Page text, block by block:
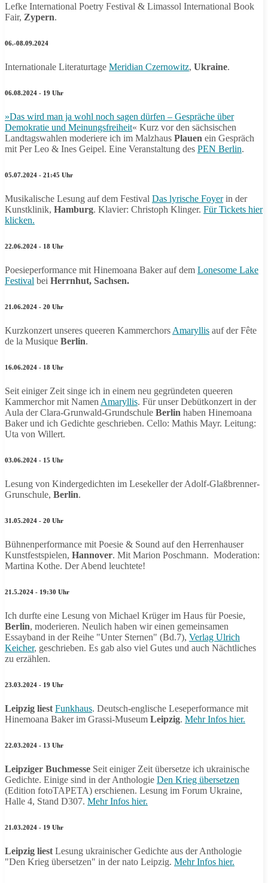
Lefke International Poetry Festival & Limassol International Book
Fair, Zypern.
06.-08.09.2024
Internationale Literaturtage Meridian Czernowitz, Ukraine.
06.08.2024 - 19 Uhr
»Das wird man ja wohl noch sagen dürfen – Gespräche über
Demokratie und Meinungsfreiheit« Kurz vor den sächsischen
Landtagswahlen moderiere ich im Malzhaus Plauen ein Gespräch
mit Per Leo & Ines Geipel. Eine Veranstaltung des PEN Berlin.
05.07.2024 - 21:45 Uhr
Musikalische Lesung auf dem Festival Das lyrische Foyerin der
Kunstklinik, Hamburg. Klavier: Christoph Klinger. Für Tickets hier
klicken.
22.06.2024 - 18 Uhr
Poesieperformance mit Hinemoana Baker auf dem Lonesome Lake
Festival bei Herrnhut, Sachsen.
21.06.2024 - 20 Uhr
Kurzkonzert unseres queeren Kammerchors Amaryllis auf der Fête
de la Musique Berlin.
16.06.2024 - 18 Uhr
Seit einiger Zeit singe ich in einem neu gegründeten queeren
Kammerchor mit Namen Amaryllis. Für unser Debütkonzert in der
Aula der Clara-Grunwald-Grundschule Berlin haben Hinemoana
Baker und ich Gedichte geschrieben. Cello: Mathis Mayr. Leitung:
Uta von Willert.
03.06.2024 - 15 Uhr
Lesung von Kindergedichten im Lesekeller der Adolf-Glaßbrenner-
Grunschule, Berlin.
31.05.2024 - 20 Uhr
Bühnenperformance mit Poesie & Sound auf den Herrenhauser
Kunstfestspielen, Hannover. Mit Marion Poschmann. Moderation:
Martina Kothe. Der Abend leuchtete!
21.5.2024 - 19:30 Uhr
Ich durfte eine Lesung von Michael Krüger im Haus für Poesie,
Berlin, moderieren. Neulich haben wir einen gemeinsamen
Essayband in der Reihe "Unter Sternen" (Bd.7), Verlag Ulrich
Keicher, geschrieben. Es gab also viel Gutes und auch Nächtliches
zu erzählen.
23.03.2024 - 19 Uhr
Leipzig liest Funkhaus. Deutsch-englische Leseperformance mit
Hinemoana Baker im Grassi-Museum Leipzig. Mehr Infos hier.
22.03.2024 - 13 Uhr
Leipziger Buchmesse Seit einiger Zeit übersetze ich ukrainische
Gedichte. Einige sind in der Anthologie Den Krieg übersetzen
(Edition fotoTAPETA) erschienen. Lesung im Forum Ukraine,
Halle 4, Stand D307. Mehr Infos hier.
21.03.2024 - 19 Uhr
Leipzig liest Lesung ukrainischer Gedichte aus der Anthologie
"Den Krieg übersetzen" in der nato Leipzig. Mehr Infos hier.